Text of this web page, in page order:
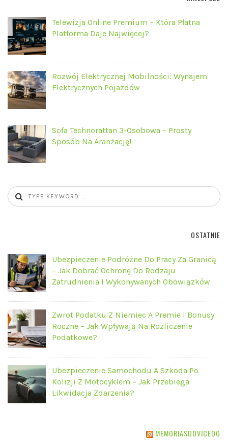
Telewizja Online Premium – Która Płatna
Platforma Daje Najwięcej?
Rozwój Elektrycznej Mobilności: Wynajem
Elektrycznych Pojazdów
Sofa Technorattan 3-Osobowa – Prosty
Sposób Na Aranżację!
OSTATNIE
Ubezpieczenie Podróżne Do Pracy Za Granicą
– Jak Dobrać Ochronę Do Rodzaju
Zatrudnienia I Wykonywanych Obowiązków
Zwrot Podatku Z Niemiec A Premie I Bonusy
Roczne – Jak Wpływają Na Rozliczenie
Podatkowe?
Ubezpieczenie Samochodu A Szkoda Po
Kolizji Z Motocyklem – Jak Przebiega
Likwidacja Zdarzenia?
MEMORIASDOVICEDO